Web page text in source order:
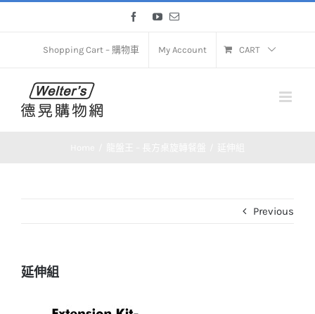
FacebookYouTube
Email
Shopping Cart – 購物車 My Account CART
Previous
延伸組